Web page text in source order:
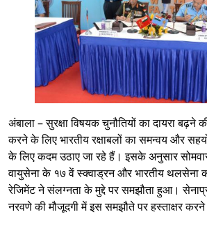
अंबाला – सुरक्षा विषयक चुनौतियों का दायरा बढ़ने
करने के लिए भारतीय रक्षाबलों का समन्वय और
के लिए कदम उठाए जा रहे हैं। इसके अनुसार
वायुसेना के १७ वें स्क्वाड्रन और भारतीय थलसेना
रेजिमेंट ने संलग्नता के मुद्दे पर समझौता हुआ।
नरवणे की मौजूदगी में इस समझौते पर हस्ताक्षर